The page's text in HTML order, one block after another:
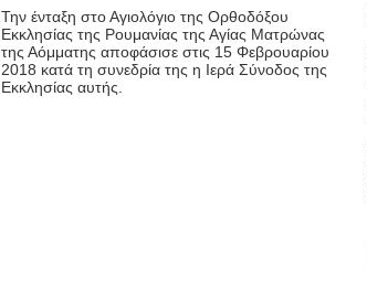
Την ένταξη στο Αγιολόγιο της Ορθοδόξου
Εκκλησίας της Ρουμανίας της Αγίας Ματρώνας
της Αόμματης αποφάσισε στις 15 Φεβρουαρίου
2018 κατά τη συνεδρία της η Ιερά Σύνοδος της
Εκκλησίας αυτής.